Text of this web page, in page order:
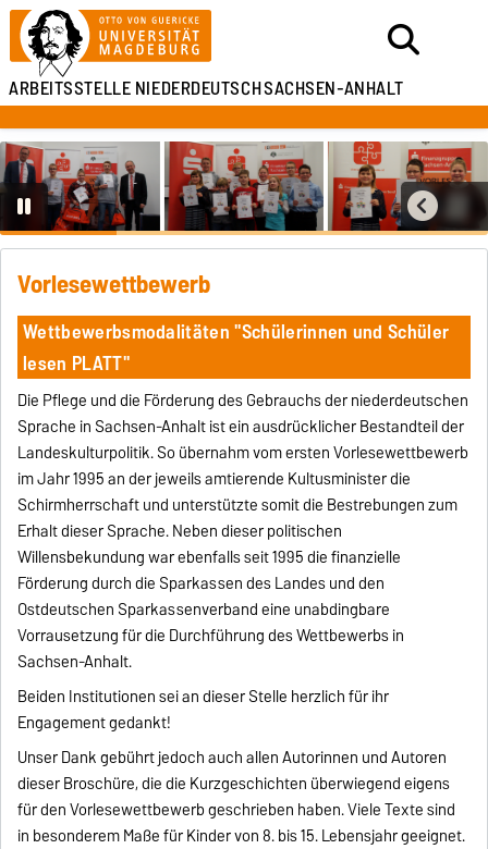
ARBEITSSTELLENIEDERDEUTSCHSACHSEN-ANHALT
Vorlesewettbewerb
Wettbewerbsmodalitäten "Schülerinnen und Schüler
lesen PLATT"
Die Pflege und die Förderung des Gebrauchs der niederdeutschen
Sprache in Sachsen-Anhalt ist ein ausdrücklicher Bestandteil der
Landeskulturpolitik. So übernahm vom ersten Vorlesewettbewerb
im Jahr 1995 an der jeweils amtierende Kultusminister die
Schirmherrschaft und unterstützte somit die Bestrebungen zum
Erhalt dieser Sprache. Neben dieser politischen
Willensbekundung war ebenfalls seit 1995 die finanzielle
Förderung durch die Sparkassen des Landes und den
Ostdeutschen Sparkassenverband eine unabdingbare
Vorrausetzung für die Durchführung des Wettbewerbs in
Sachsen-Anhalt.
Beiden Institutionen sei an dieser Stelle herzlich für ihr
Engagement gedankt!
Unser Dank gebührt jedoch auch allen Autorinnen und Autoren
dieser Broschüre, die die Kurzgeschichten überwiegend eigens
für den Vorlesewettbewerb geschrieben haben. Viele Texte sind
in besonderem Maße für Kinder von 8. bis 15. Lebensjahr geeignet.